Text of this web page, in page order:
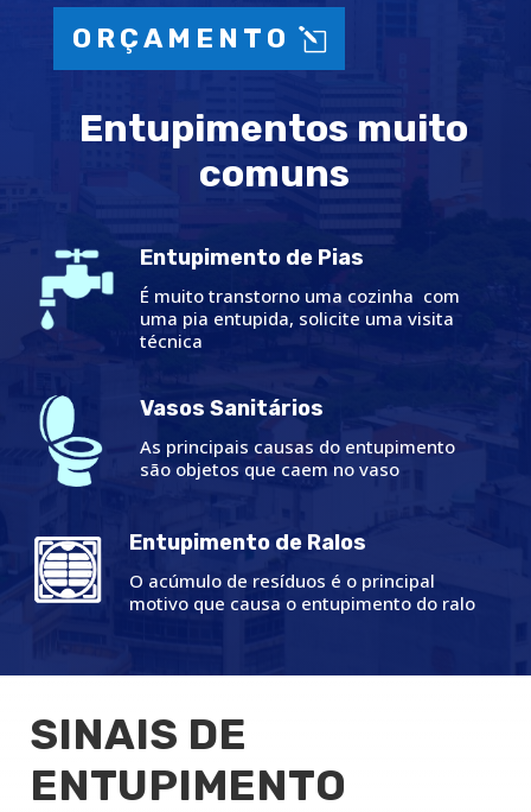
ORÇAMENTO
Entupimentos muito
comuns
Entupimento de Pias
É muito transtorno uma cozinha com
uma pia entupida, solicite uma visita
técnica
Vasos Sanitários
As principais causas do entupimento
são objetos que caem no vaso
Entupimento de Ralos
O acúmulo de resíduos é o principal
motivo que causa o entupimento do ralo
SINAIS DE
ENTUPIMENTO